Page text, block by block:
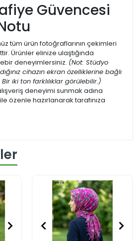
Güvencesi
tüm ürün fotoğraflarının çekimleri
Ürünler elinize ulaştığında
deneyimlersiniz. (Not: Stüdyo
cihazın ekran özelliklerine bağlı
iki ton farklılıklar görülebilir.)
deneyimi sunmak adına
ile özenle hazırlanarak tarafınıza